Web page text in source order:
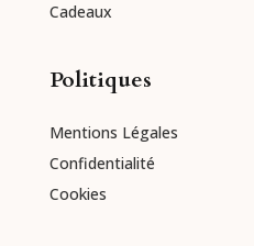
Cadeaux
Politiques
Mentions Légales
Confidentialité
Cookies